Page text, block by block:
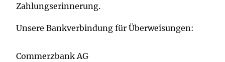
Zahlungserinnerung.
Unsere Bankverbindung für Überweisungen:
Commerzbank AG